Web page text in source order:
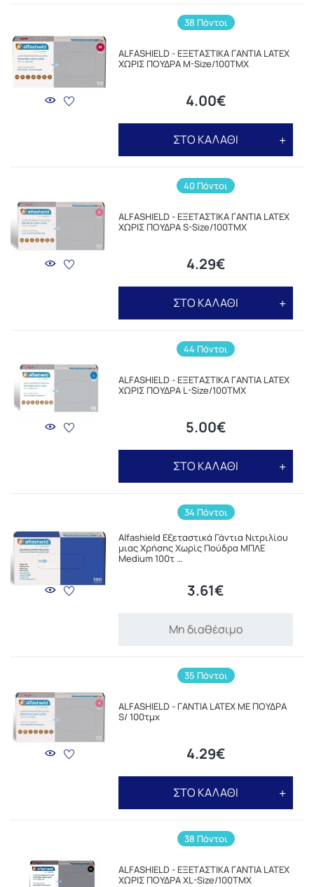
38 Πόντοι
ALFASHIELD - ΕΞΕΤΑΣΤΙΚΑ ΓΑΝΤΙΑ LATEX
ΧΩΡΙΣ ΠΟΥΔΡΑ M-Size/100TMX
4.00€
ΣΤΟ ΚΑΛΑΘΙ
40 Πόντοι
ALFASHIELD - ΕΞΕΤΑΣΤΙΚΑ ΓΑΝΤΙΑ LATEX
ΧΩΡΙΣ ΠΟΥΔΡΑ S-Size/100TMX
4.29€
ΣΤΟ ΚΑΛΑΘΙ
44 Πόντοι
ALFASHIELD - ΕΞΕΤΑΣΤΙΚΑ ΓΑΝΤΙΑ LATEX
ΧΩΡΙΣ ΠΟΥΔΡΑ L-Size/100TMX
5.00€
ΣΤΟ ΚΑΛΑΘΙ
34 Πόντοι
Alfashield Εξεταστικά Γάντια Νιτριλίου
μιας Χρήσης Χωρίς Πούδρα ΜΠΛΕ
Medium 100τ …
3.61€
Μη διαθέσιμο
35 Πόντοι
ALFASHIELD - ΓΑΝΤΙΑ LATEX ΜΕ ΠΟΥΔΡΑ
S/ 100τμχ
4.29€
ΣΤΟ ΚΑΛΑΘΙ
38 Πόντοι
ALFASHIELD - ΕΞΕΤΑΣΤΙΚΑ ΓΑΝΤΙΑ LATEX
ΧΩΡΙΣ ΠΟΥΔΡΑ XL-Size/100TMX